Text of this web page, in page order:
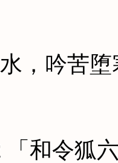
吟苦堕
和令狐六